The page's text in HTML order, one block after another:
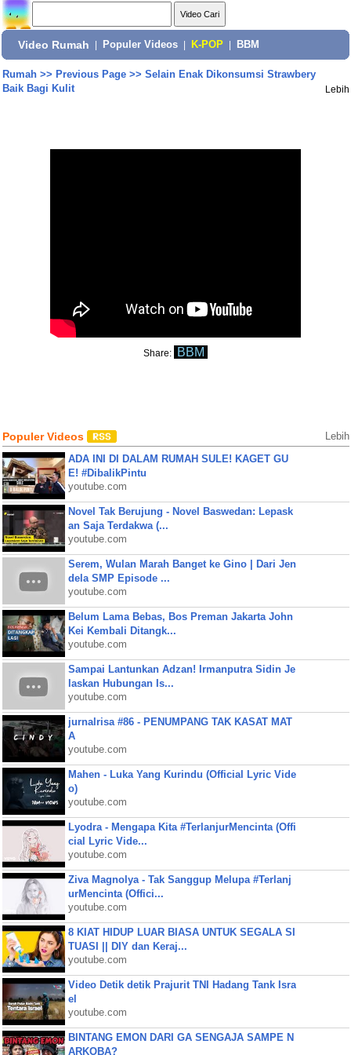
Video Rumah Populer Videos K-POP BBM
Rumah>> Previous Page>> Selain Enak Dikonsumsi Strawbery
Baik Bagi Kulit
Lebih
Share: BBM
Populer Videos Lebih
ADA INI DI DALAM RUMAH SULE! KAGET GU
E! #DibalikPintu
youtube.com
Novel Tak Berujung - Novel Baswedan: Lepask
an Saja Terdakwa (...
youtube.com
Serem, Wulan Marah Banget ke Gino | Dari Jen
dela SMP Episode ...
youtube.com
Belum Lama Bebas, Bos Preman Jakarta John
Kei Kembali Ditangk...
youtube.com
Sampai Lantunkan Adzan! Irmanputra Sidin Je
laskan Hubungan Is...
youtube.com
jurnalrisa #86 - PENUMPANG TAK KASAT MAT
A
youtube.com
Mahen - Luka Yang Kurindu (Official Lyric Vide
o)
youtube.com
Lyodra - Mengapa Kita #TerlanjurMencinta (Offi
cial Lyric Vide...
youtube.com
Ziva Magnolya - Tak Sanggup Melupa #Terlanj
urMencinta (Offici...
youtube.com
8 KIAT HIDUP LUAR BIASA UNTUK SEGALA SI
TUASI || DIY dan Keraj...
youtube.com
Video Detik detik Prajurit TNI Hadang Tank Isra
el
youtube.com
BINTANG EMON DARI GA SENGAJA SAMPE N
ARKOBA?